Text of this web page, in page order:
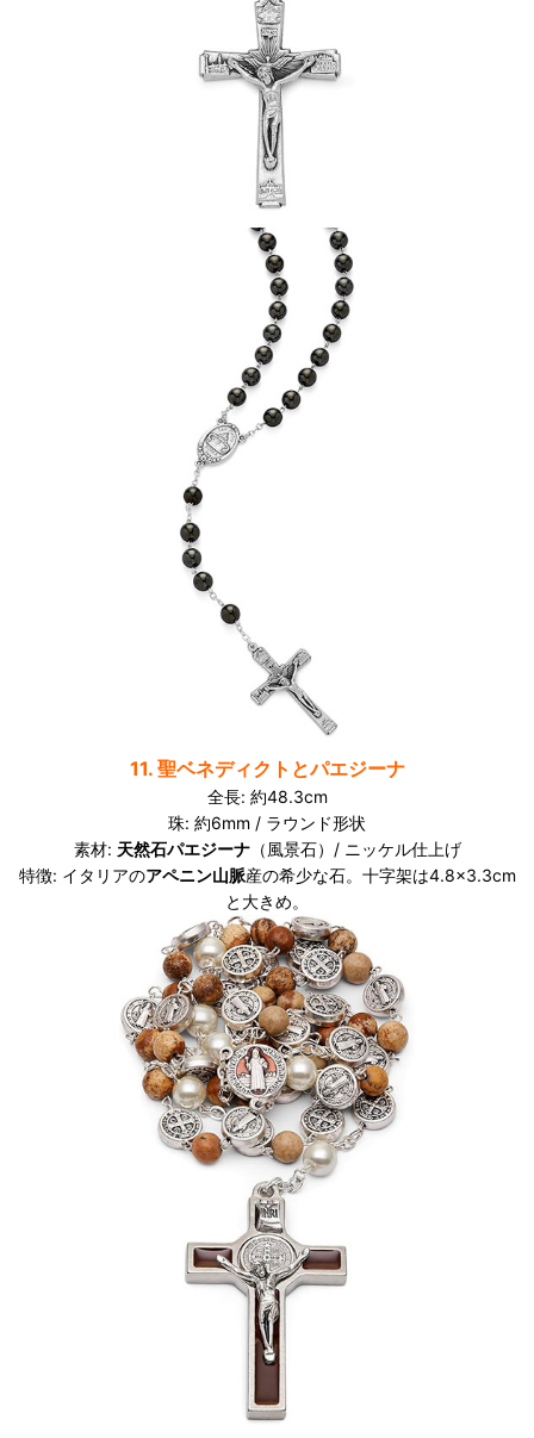
11. 聖ベネディクトとパエジーナ
全長: 約48.3cm
珠: 約6mm / ラウンド形状
素材: 天然石パエジーナ（風景石）/ ニッケル仕上げ
特徴: イタリアのアペニン山脈産の希少な石。十字架は4.8×3.3cm
と大きめ。